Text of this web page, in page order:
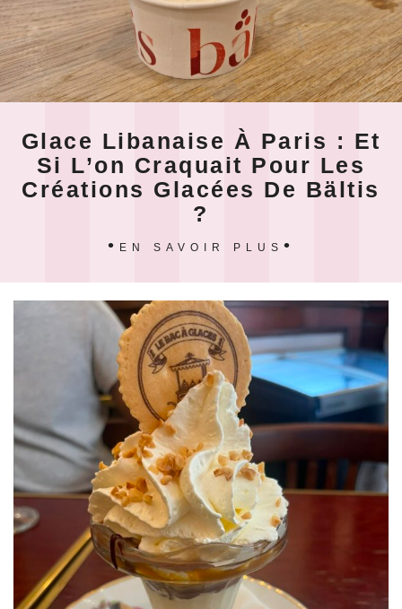
Glace Libanaise À Paris : Et
Si L’on Craquait Pour Les
Créations Glacées De Bältis
?
EN SAVOIR PLUS